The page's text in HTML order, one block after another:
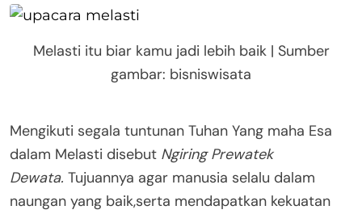
Melasti itu biar kamu jadi lebih baik | Sumber
gambar: bisniswisata
Mengikuti segala tuntunan Tuhan Yang maha Esa
dalam Melasti disebut Ngiring Prewatek
Dewata. Tujuannya agar manusia selalu dalam
naungan yang baik,serta mendapatkan kekuatan